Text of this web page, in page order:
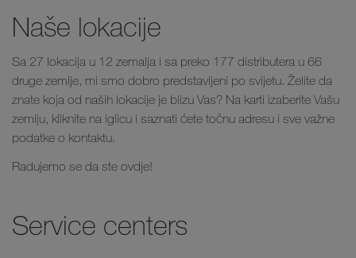
Naše lokacije
Sa 27 lokacija u 12 zemalja i sa preko 177 distributera u 66
druge zemlje, mi smo dobro predstavljeni po svijetu. Želite da
znate koja od naših lokacije je blizu Vas? Na karti izaberite Vašu
zemlju, kliknite na iglicu i saznati ćete točnu adresu i sve važne
podatke o kontaktu.
Radujemo se da ste ovdje!
Service centers